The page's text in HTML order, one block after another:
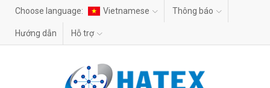
Choose language: Vietnamese Thông báo
Hướng dẫn Hỗ trợ